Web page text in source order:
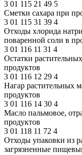
3 01 115 21 49 5
Сметки сахара при
3 01 115 31 39 4
Отходы хлорида
поваренной соли в
3 01 116 11 31 4
Остатки
продуктов
3 01 116 12 29 4
Нагар растительных
продуктов
3 01 116 14 30 4
Масло пальмовое,
продуктов
3 01 118 11 72 4
Отходы упаковки из
загрязненные